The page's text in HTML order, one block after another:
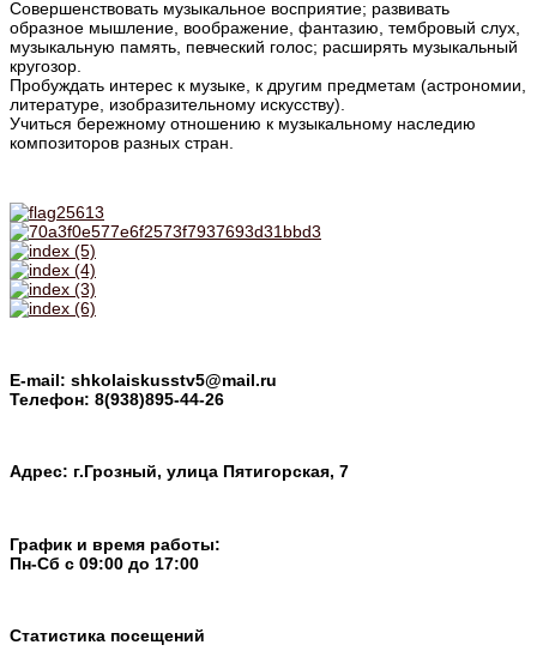
Совершенствовать музыкальное восприятие; развивать
образное мышление, воображение, фантазию, тембровый слух,
музыкальную память, певческий голос; расширять музыкальный
кругозор.
Пробуждать интерес к музыке, к другим предметам (астрономии,
литературе, изобразительному искусству).
Учиться бережному отношению к музыкальному наследию
композиторов разных стран.
E-mail: shkolaiskusstv5@mail.ru
Телефон: 8(938)895-44-26
Адрес: г.Грозный, улица Пятигорская, 7
График и время работы:
Пн-Cб с 09:00 до 17:00
Статистика посещений